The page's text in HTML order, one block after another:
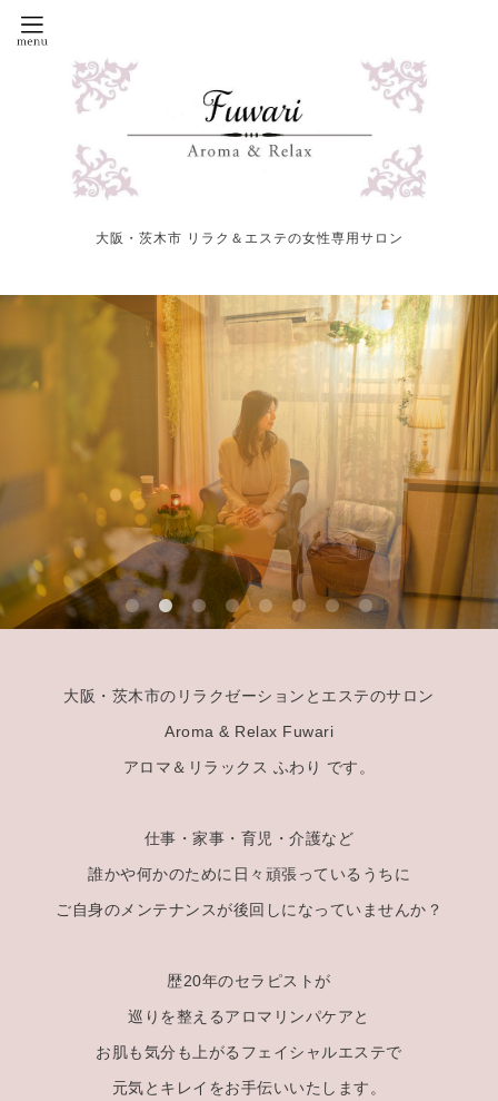
大阪・茨木市 リラク＆エステの女性専用サロン
大阪・茨木市のリラクゼーションとエステのサロン
Aroma & Relax Fuwari
アロマ＆リラックス ふわり です。
仕事・家事・育児・介護など
誰かや何かのために日々頑張っているうちに
ご自身のメンテナンスが後回しになっていませんか？
歴20年のセラピストが
巡りを整えるアロマリンパケアと
お肌も気分も上がるフェイシャルエステで
元気とキレイをお手伝いいたします。